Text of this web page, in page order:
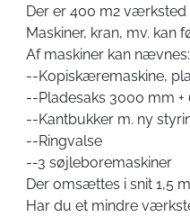
Der er 400 m2 værksted
Maskiner, kran, mv. kan
Af maskiner kan nævnes:
--Kopiskæremaskine,
--Pladesaks 3000 mm +
--Kantbukker m. ny
--Ringvalse
--3 søjleboremaskiner
Der omsættes i snit 1,5
Har du et mindre